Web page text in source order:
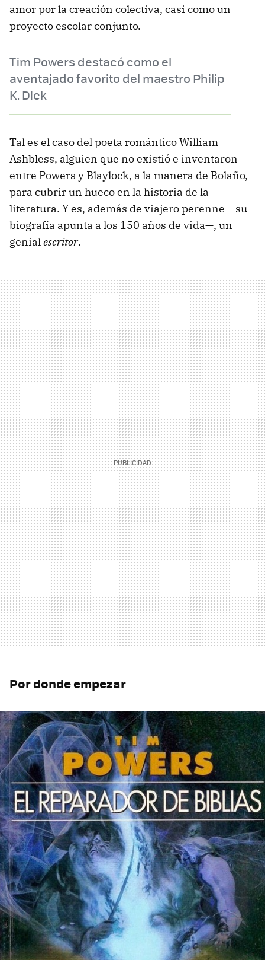
amor por la creación colectiva, casi como un
proyecto escolar conjunto.
Tim Powers destacó como el
aventajado favorito del maestro Philip
K. Dick
Tal es el caso del poeta romántico William
Ashbless, alguien que no existió e inventaron
entre Powers y Blaylock, a la manera de Bolaño,
para cubrir un hueco en la historia de la
literatura. Y es, además de viajero perenne —su
biografía apunta a los 150 años de vida—, un
genial escritor.
Por donde empezar